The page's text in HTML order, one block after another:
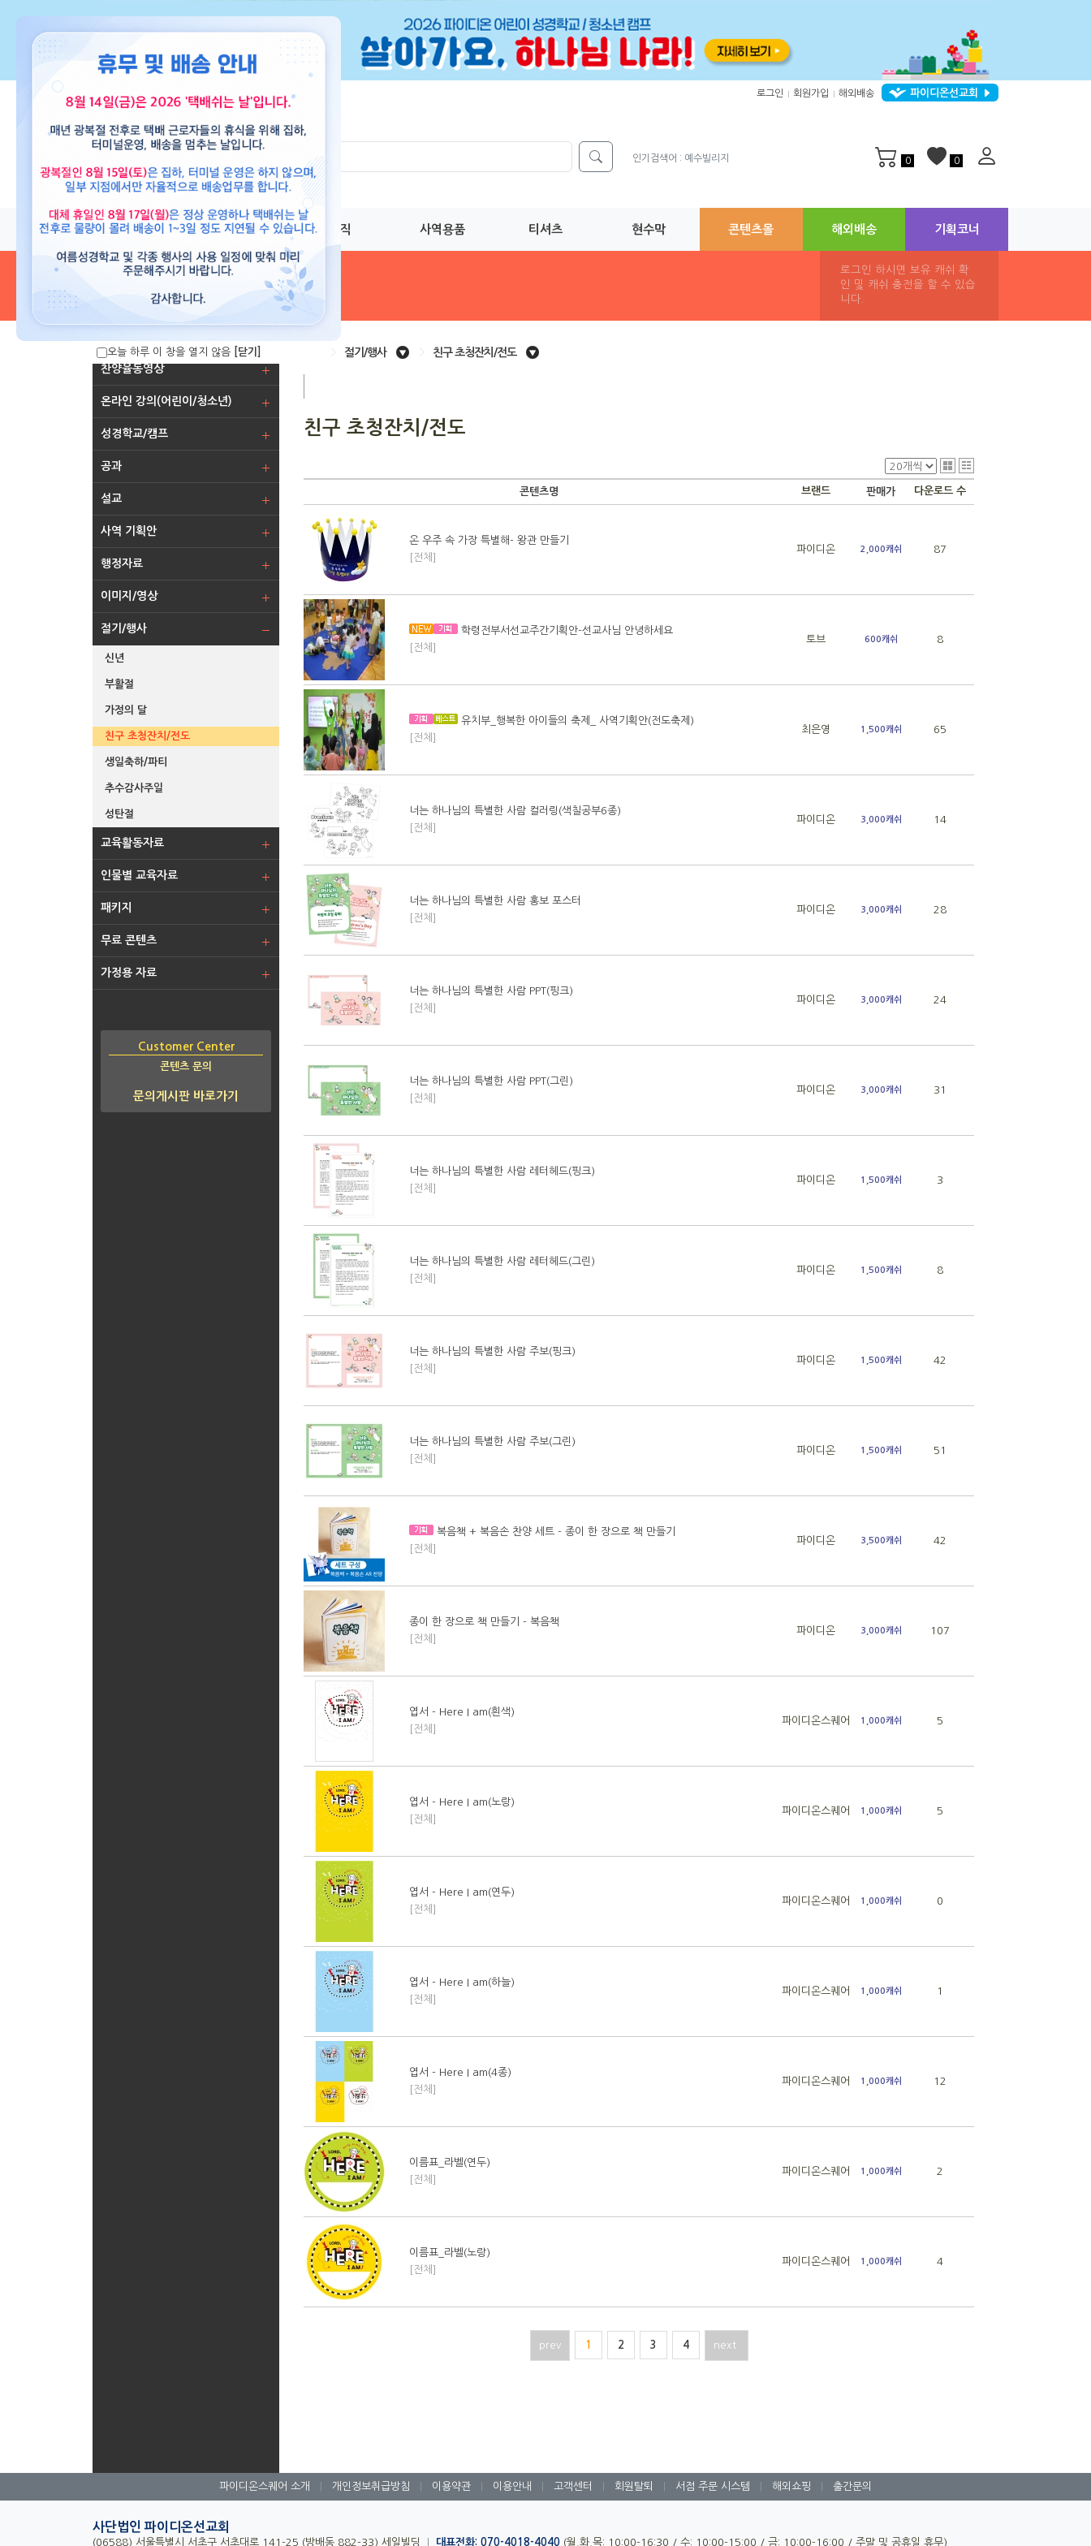
로그인 회원가입 해외배송 파이디온선교회
인기검색어 : 예수빌리지 0 0
교재 도서 뮤직 사역용품 티셔츠 현수막 콘텐츠몰 해외배송 기획코너
로그인 하시면 보유 캐쉬 확
인 및 캐쉬 충전을 할 수 있습
니다.
찬양율동영상
온라인 강의(어린이/청소년)
성경학교/캠프
공과
설교
사역 기획안
행정자료
이미지/영상
절기/행사
신년
부활절
가정의 달
친구 초청잔치/전도
생일축하/파티
추수감사주일
성탄절
교육활동자료
인물별 교육자료
패키지
무료 콘텐츠
가정용 자료
Customer Center
콘텐츠 문의
문의게시판 바로가기
절기/행사 친구 초청잔치/전도
친구 초청잔치/전도
콘텐츠명 브랜드 판매가 다운로드 수
온 우주 속 가장 특별해- 왕관 만들기
[전체]
파이디온 2,000캐쉬 87
학령전부서선교주간기획안-선교사님 안녕하세요
[전체]
토브 600캐쉬 8
유치부_행복한 아이들의 축제_ 사역기획안(전도축제)
[전체]
최은영 1,500캐쉬 65
너는 하나님의 특별한 사람 컬러링(색칠공부6종)
[전체]
파이디온 3,000캐쉬 14
너는 하나님의 특별한 사람 홍보 포스터
[전체]
파이디온 3,000캐쉬 28
너는 하나님의 특별한 사람 PPT(핑크)
[전체]
파이디온 3,000캐쉬 24
너는 하나님의 특별한 사람 PPT(그린)
[전체]
파이디온 3,000캐쉬 31
너는 하나님의 특별한 사람 레터헤드(핑크)
[전체]
파이디온 1,500캐쉬 3
너는 하나님의 특별한 사람 레터헤드(그린)
[전체]
파이디온 1,500캐쉬 8
너는 하나님의 특별한 사람 주보(핑크)
[전체]
파이디온 1,500캐쉬 42
너는 하나님의 특별한 사람 주보(그린)
[전체]
파이디온 1,500캐쉬 51
복음책 + 복음손 찬양 세트 - 종이 한 장으로 책 만들기
[전체]
파이디온 3,500캐쉬 42
종이 한 장으로 책 만들기 - 복음책
[전체]
파이디온 3,000캐쉬 107
엽서 - Here I am(흰색)
[전체]
파이디온스퀘어 1,000캐쉬 5
엽서 - Here I am(노랑)
[전체]
파이디온스퀘어 1,000캐쉬 5
엽서 - Here I am(연두)
[전체]
파이디온스퀘어 1,000캐쉬 0
엽서 - Here I am(하늘)
[전체]
파이디온스퀘어 1,000캐쉬 1
엽서 - Here I am(4종)
[전체]
파이디온스퀘어 1,000캐쉬 12
이름표_라벨(연두)
[전체]
파이디온스퀘어 1,000캐쉬 2
이름표_라벨(노랑)
[전체]
파이디온스퀘어 1,000캐쉬 4
prev 1 2 3 4 next
파이디온스퀘어 소개 개인정보취급방침 이용약관 이용안내 고객센터 회원탈퇴 서점 주문 시스템 해외쇼핑 출간문의
사단법인 파이디온선교회
(06588) 서울특별시 서초구 서초대로 141-25 (방배동 882-33) 세일빌딩 대표전화: 070-4018-4040 (월,화,목: 10:00-16:30 / 수: 10:00-15:00 / 금: 10:00-16:00 / 주말 및 공휴일 휴무)
오늘 하루 이 창을 열지 않음 [닫기]